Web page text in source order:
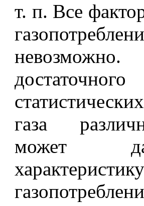
т. п. Все
газа
может